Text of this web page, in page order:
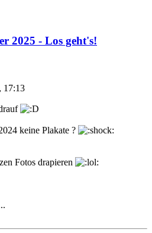
2025 - Los geht's!
17:13
keine Plakate ?
Fotos drapieren